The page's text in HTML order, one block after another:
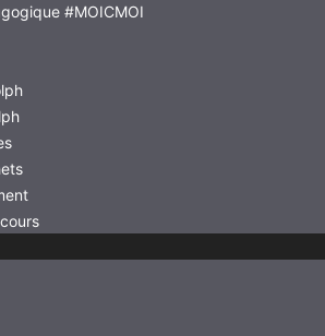
#MOICMOI